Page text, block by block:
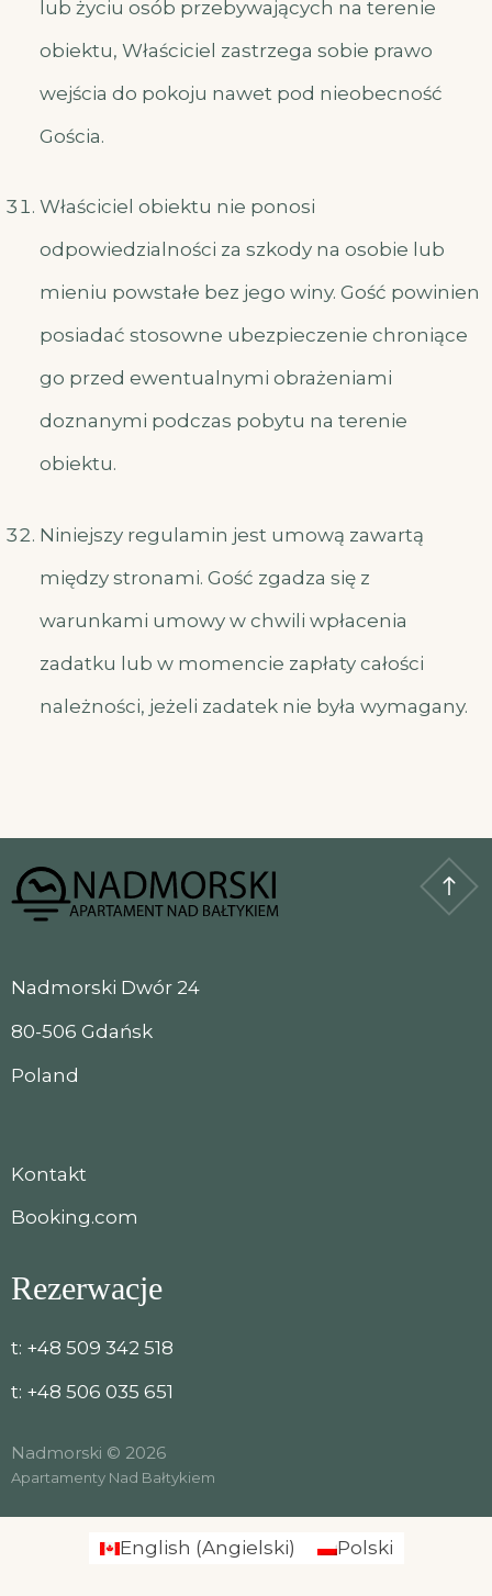
lub życiu osób przebywających na terenie
obiektu, Właściciel zastrzega sobie prawo
wejścia do pokoju nawet pod nieobecność
Gościa.
Właściciel obiektu nie ponosi
odpowiedzialności za szkody na osobie lub
mieniu powstałe bez jego winy. Gość powinien
posiadać stosowne ubezpieczenie chroniące
go przed ewentualnymi obrażeniami
doznanymi podczas pobytu na terenie
obiektu.
Niniejszy regulamin jest umową zawartą
między stronami. Gość zgadza się z
warunkami umowy w chwili wpłacenia
zadatku lub w momencie zapłaty całości
należności, jeżeli zadatek nie była wymagany.
Nadmorski Dwór 24
80-506 Gdańsk
Poland
Kontakt
Booking.com
Rezerwacje
t: +48 509 342 518
t: +48 506 035 651
Nadmorski © 2026
Apartamenty Nad Bałtykiem
English (Angielski) Polski